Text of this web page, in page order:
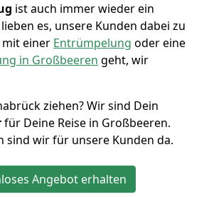
ist auch immer wieder ein
es, unsere Kunden dabei zu
einer Entrümpelung oder eine
in Großbeeren geht, wir
ziehen? Wir sind Dein
für Deine Reise in Großbeeren.
sind wir für unsere Kunden da.
Angebot erhalten